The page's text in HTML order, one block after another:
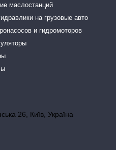
маслостанций
на грузовые авто
и гидромоторов
26, Київ, Україна